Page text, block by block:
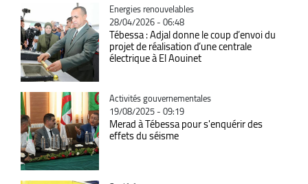
Catégorie
Energies renouvelables
28/04/2026 - 06:48
Tébessa : Adjal donne le coup d’envoi du
projet de réalisation d’une centrale
électrique à El Aouinet
Catégorie
Activités gouvernementales
19/08/2025 - 09:19
Merad à Tébessa pour s'enquérir des
effets du séisme